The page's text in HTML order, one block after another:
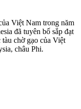
Việt Nam trong năm
đã tuyên bố sắp đạt
chờ gạo của Việt
châu Phi.